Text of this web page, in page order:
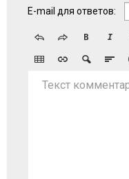
E-mail для ответов:
Текст